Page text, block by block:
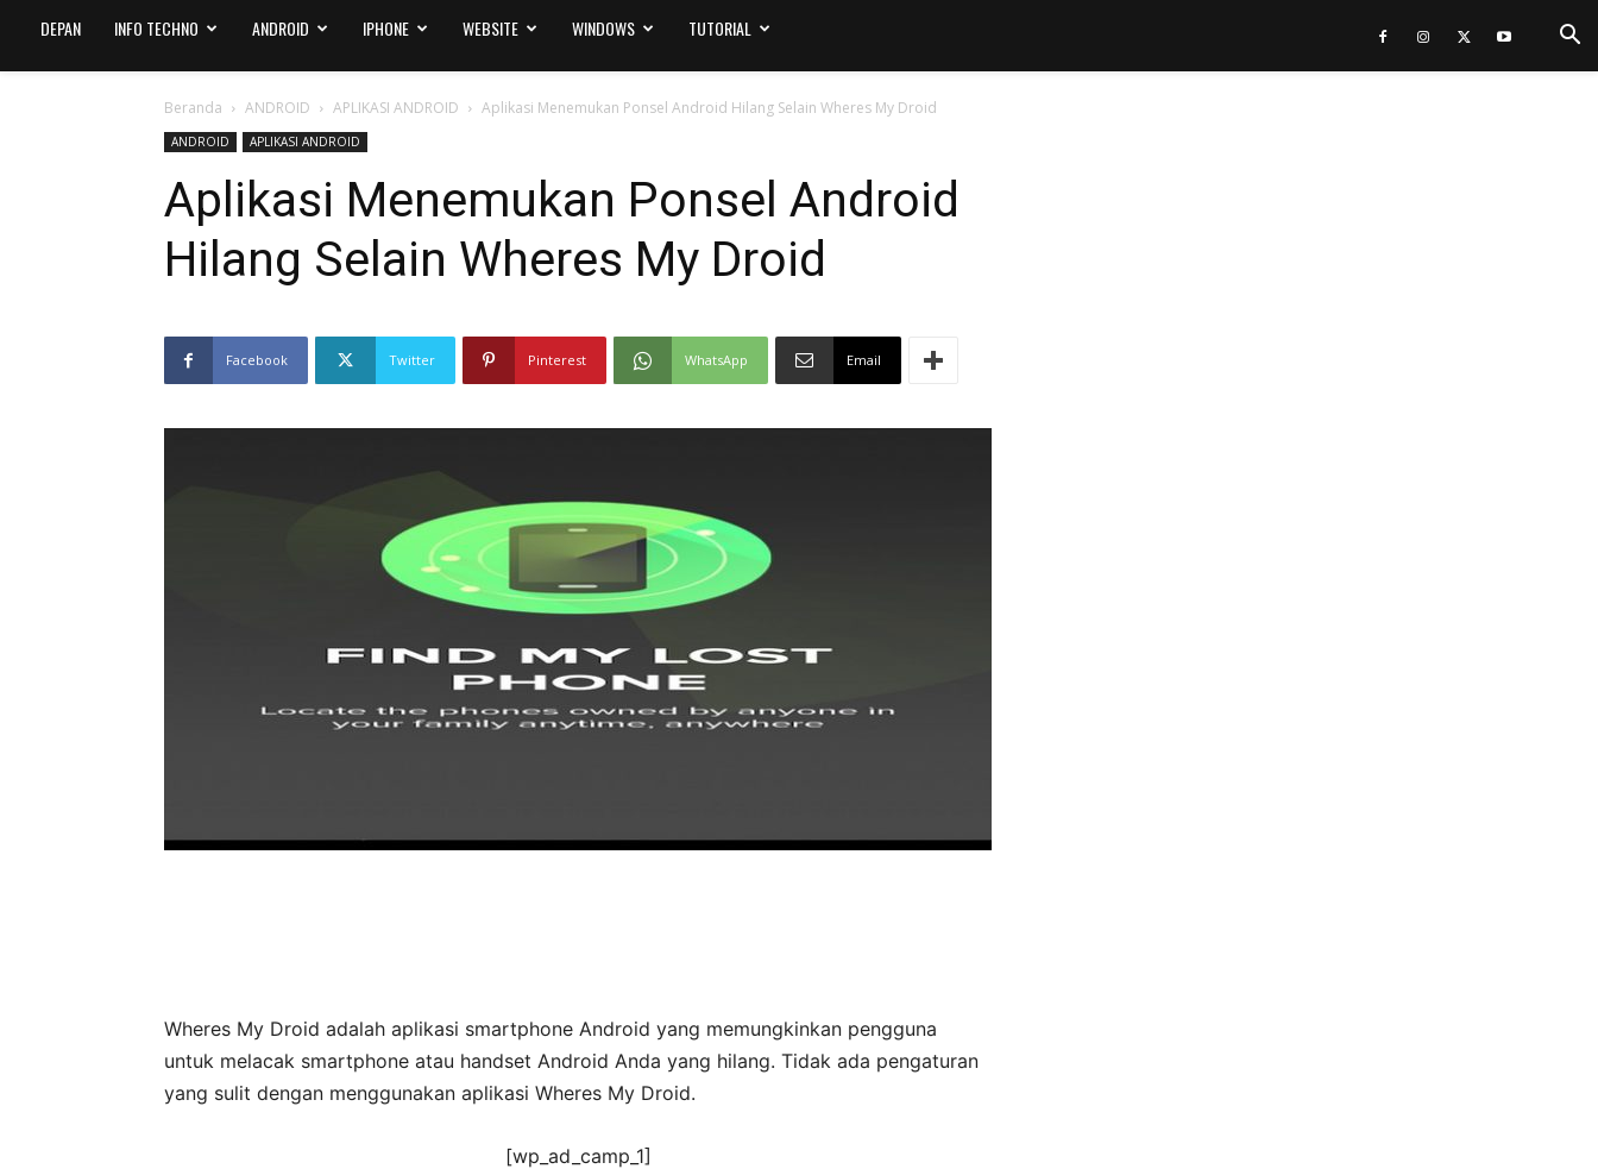
DEPAN INFO TECHNO ANDROID IPHONE WEBSITE WINDOWS TUTORIAL
Beranda ANDROID APLIKASI ANDROID Aplikasi Menemukan Ponsel Android Hilang Selain Wheres My Droid
ANDROID APLIKASI ANDROID
Aplikasi Menemukan Ponsel Android
Hilang Selain Wheres My Droid
Facebook Twitter Pinterest WhatsApp Email
Wheres My Droid adalah aplikasi smartphone Android yang memungkinkan pengguna
untuk melacak smartphone atau handset Android Anda yang hilang. Tidak ada pengaturan
yang sulit dengan menggunakan aplikasi Wheres My Droid.
[wp_ad_camp_1]